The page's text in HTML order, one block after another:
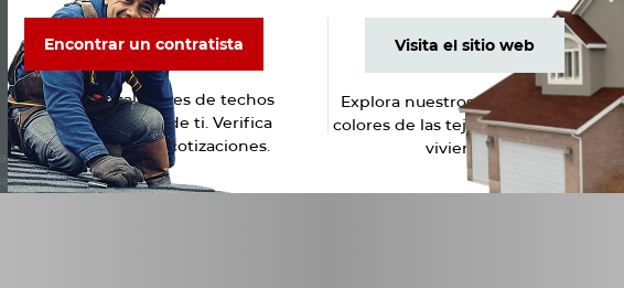
a propietarios y contratistas mayor confianza y
de techado.
Encontrar un contratista
Encontrar un contratista
Descubre instaladores de techos
de confianza cerca de ti. Verifica
las reseñas. Obtén cotizaciones.
Visita el sitio web
Visita el sitio web
Explora nuestros productos, los
colores de las tejas y la galería de
viviendas.